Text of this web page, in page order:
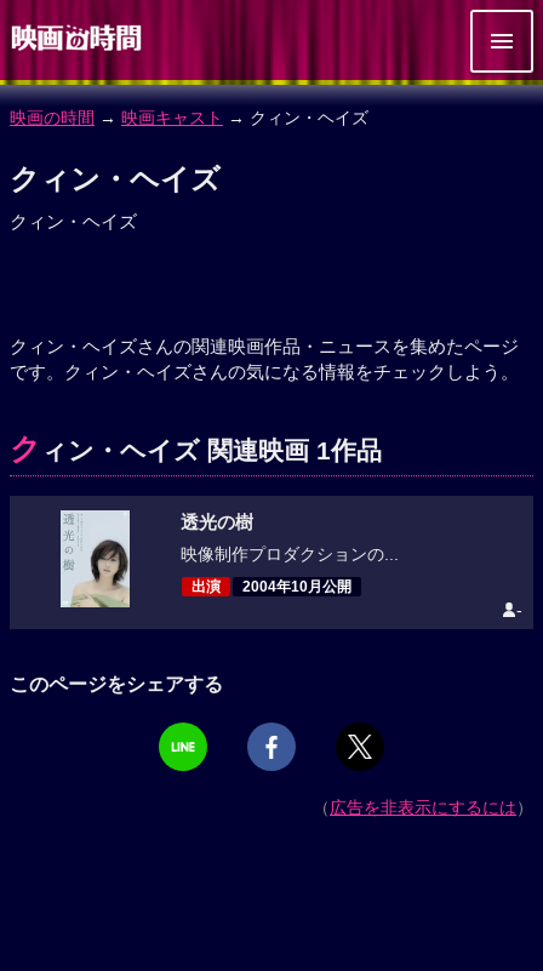
映画の時間 → 映画キャスト → クィン・ヘイズ
クィン・ヘイズ
クィン・ヘイズ
クィン・ヘイズさんの関連映画作品・ニュースを集めたページ
です。クィン・ヘイズさんの気になる情報をチェックしよう。
ク ィン・ヘイズ 関連映画 1作品
透光の樹
映像制作プロダクションの...
出演 2004年10月公開
-
このページをシェアする
（広告を非表示にするには）